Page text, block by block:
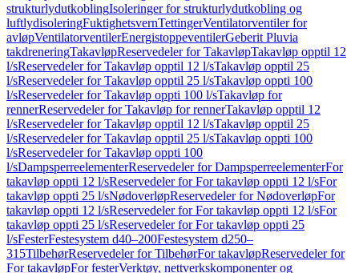
strukturlydutkoblingIsoleringer for strukturlydutkobling og
luftlydisoleringFuktighetsvernTettingerVentilatorventiler for
avløpVentilatorventilerEnergistoppeventilerGeberit Pluvia
takdreneringTakavløpReservedeler for TakavløpTakavløp opptil 12
l/sReservedeler for Takavløp opptil 12 l/sTakavløp opptil 25
l/sReservedeler for Takavløp opptil 25 l/sTakavløp oppti 100
l/sReservedeler for Takavløp oppti 100 l/sTakavløp for
rennerReservedeler for Takavløp for rennerTakavløp opptil 12
l/sReservedeler for Takavløp opptil 12 l/sTakavløp opptil 25
l/sReservedeler for Takavløp opptil 25 l/sTakavløp oppti 100
l/sReservedeler for Takavløp oppti 100
l/sDampsperreelementerReservedeler for DampsperreelementerFor
takavløp oppti 12 l/sReservedeler for For takavløp oppti 12 l/sFor
takavløp oppti 25 l/sNødoverløpReservedeler for NødoverløpFor
takavløp oppti 12 l/sReservedeler for For takavløp oppti 12 l/sFor
takavløp oppti 25 l/sReservedeler for For takavløp oppti 25
l/sFesterFestesystem d40–200Festesystem d250–
315TilbehørReservedeler for TilbehørFor takavløpReservedeler for
For takavløpFor festerVerktøy, nettverkskomponenter og